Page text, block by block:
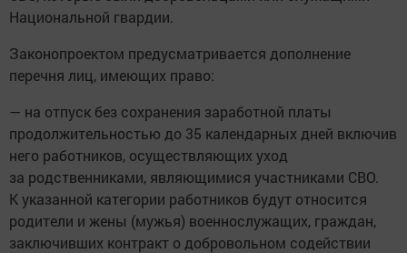
Национальной гвардии.
Законопроектом предусматривается дополнение
перечня лиц, имеющих право:
— на отпуск без сохранения заработной платы
продолжительностью до 35 календарных дней включив
него работников, осуществляющих уход
за родственниками, являющимися участниками СВО.
К указанной категории работников будут относится
родители и жены (мужья) военнослужащих, граждан,
заключивших контракт о добровольном содействии